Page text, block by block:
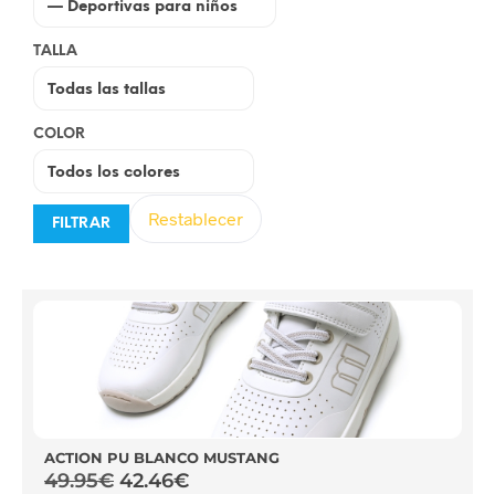
TALLA
COLOR
FILTRAR Restablecer
ACTION PU BLANCO MUSTANG
49.95€ 42.46€